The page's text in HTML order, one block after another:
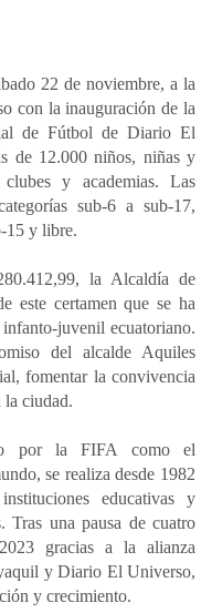
22 de noviembre, a la
con la inauguración de la
de Fútbol de Diario El
de 12.000 niños, niñas y
clubes y academias. Las
sub-6 a sub-17,
15 y libre.
la Alcaldía de
este certamen que se ha
juvenil ecuatoriano.
del alcalde Aquiles
fomentar la convivencia
la ciudad.
por la FIFA como el
se realiza desde 1982
educativas y
Tras una pausa de cuatro
gracias a la alianza
y Diario El Universo,
y crecimiento.